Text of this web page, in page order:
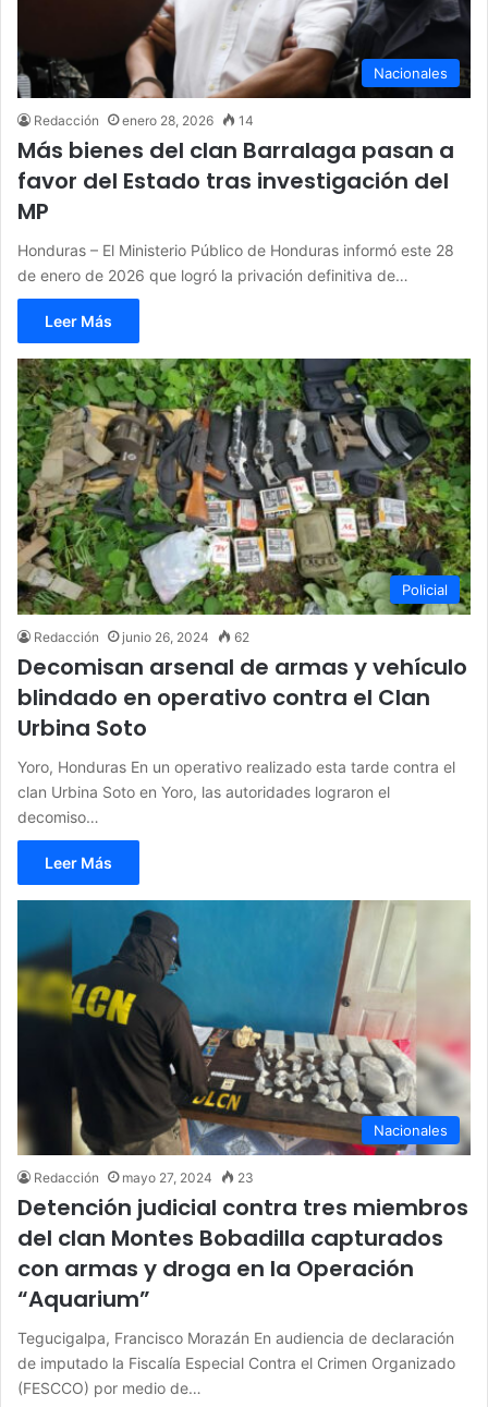
Nacionales
Redacción enero 28, 2026 14
Más bienes del clan Barralaga pasan a
favor del Estado tras investigación del
MP
Honduras – El Ministerio Público de Honduras informó este 28
de enero de 2026 que logró la privación definitiva de…
Leer Más
Policial
Redacción junio 26, 2024 62
Decomisan arsenal de armas y vehículo
blindado en operativo contra el Clan
Urbina Soto
Yoro, Honduras En un operativo realizado esta tarde contra el
clan Urbina Soto en Yoro, las autoridades lograron el
decomiso…
Leer Más
Nacionales
Redacción mayo 27, 2024 23
Detención judicial contra tres miembros
del clan Montes Bobadilla capturados
con armas y droga en la Operación
“Aquarium”
Tegucigalpa, Francisco Morazán En audiencia de declaración
de imputado la Fiscalía Especial Contra el Crimen Organizado
(FESCCO) por medio de…